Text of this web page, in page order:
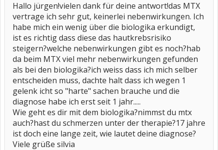
meistens wird es gut vertragen- ich nehme Remicade seit 17
Jahren.
Viele Grüße
Jürgen
Hallo jürgen!vielen dank für deine antwort!das MTX
vertrage ich sehr gut, keinerlei nebenwirkungen. Ich
habe mich ein wenig über die biologika erkundigt,
ist es richtig dass diese das hautkrebsrisiko
steigern?welche nebenwirkungen gibt es noch?hab
da beim MTX viel mehr nebenwirkungen gefunden
als bei den biologika?ich weiss dass ich mich selber
entscheiden muss, dachte halt dass ich wegen 1
gelenk icht so "harte" sachen brauche und die
diagnose habe ich erst seit 1 jahr.....
Wie geht es dir mit dem biologika?nimmst du mtx
auch?hast du schmerzen unter der therapie?17 jahre
ist doch eine lange zeit, wie lautet deine diagnose?
Viele grüße silvia